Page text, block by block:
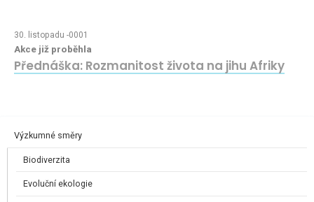
30. listopadu -0001
Akce již proběhla
Přednáška: Rozmanitost života na jihu Afriky
Výzkumné směry
Biodiverzita
Evoluční ekologie